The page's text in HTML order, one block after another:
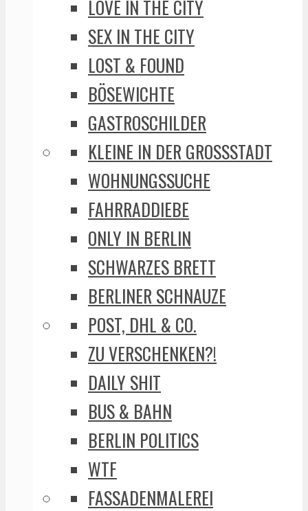
LOVE IN THE CITY
SEX IN THE CITY
LOST & FOUND
BÖSEWICHTE
GASTROSCHILDER
KLEINE IN DER GROSSSTADT
WOHNUNGSSUCHE
FAHRRADDIEBE
ONLY IN BERLIN
SCHWARZES BRETT
BERLINER SCHNAUZE
POST, DHL & CO.
ZU VERSCHENKEN?!
DAILY SHIT
BUS & BAHN
BERLIN POLITICS
WTF
FASSADENMALEREI